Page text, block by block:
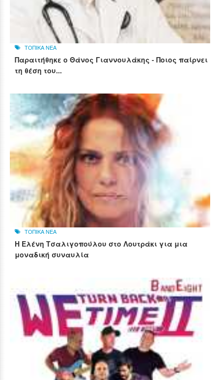
ΤΟΠΙΚΑ ΝΕΑ
Παραιτήθηκε ο Θάνος Γιαννουλάκης - Ποιος παίρνει
τη θέση του...
ΤΟΠΙΚΑ ΝΕΑ
Η Ελένη Τσαλιγοπούλου στο Λουτράκι για μια
μοναδική συναυλία